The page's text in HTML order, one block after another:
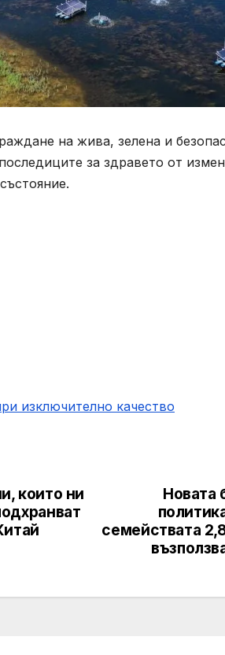
на жива, зелена и
за здравето от
изключително качество
Новата
семействата
които ни